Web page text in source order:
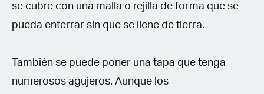
se cubre con una malla o rejilla de forma que se
pueda enterrar sin que se llene de tierra.
También se puede poner una tapa que tenga
numerosos agujeros. Aunque los